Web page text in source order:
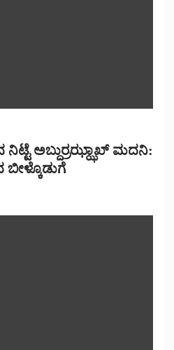
ಅಬ್ದುರ್ರಝ್ಝಾಖ್ ಮದನಿ: